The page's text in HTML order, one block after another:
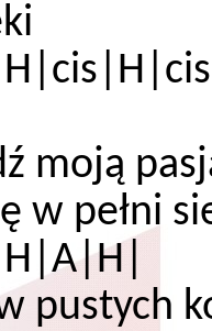
moją
w
pustych